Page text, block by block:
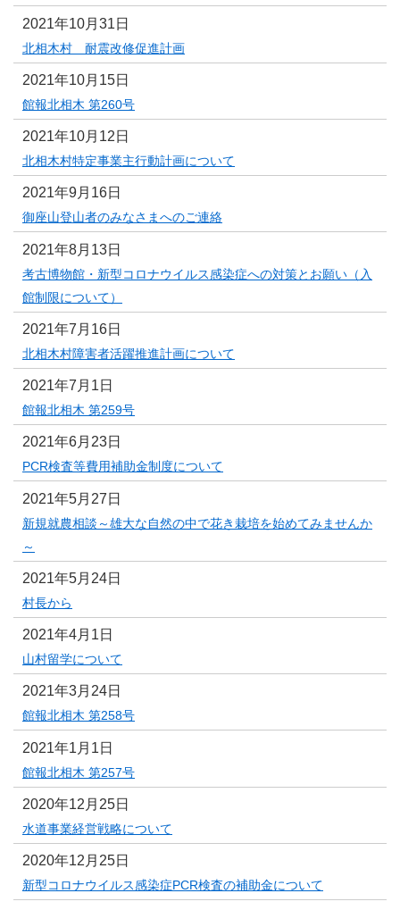
2021年10月31日
北相木村 耐震改修促進計画
2021年10月15日
館報北相木 第260号
2021年10月12日
北相木村特定事業主行動計画について
2021年9月16日
御座山登山者のみなさまへのご連絡
2021年8月13日
考古博物館・新型コロナウイルス感染症への対策とお願い（入
館制限について）
2021年7月16日
北相木村障害者活躍推進計画について
2021年7月1日
館報北相木 第259号
2021年6月23日
PCR検査等費用補助金制度について
2021年5月27日
新規就農相談～雄大な自然の中で花き栽培を始めてみませんか
～
2021年5月24日
村長から
2021年4月1日
山村留学について
2021年3月24日
館報北相木 第258号
2021年1月1日
館報北相木 第257号
2020年12月25日
水道事業経営戦略について
2020年12月25日
新型コロナウイルス感染症PCR検査の補助金について